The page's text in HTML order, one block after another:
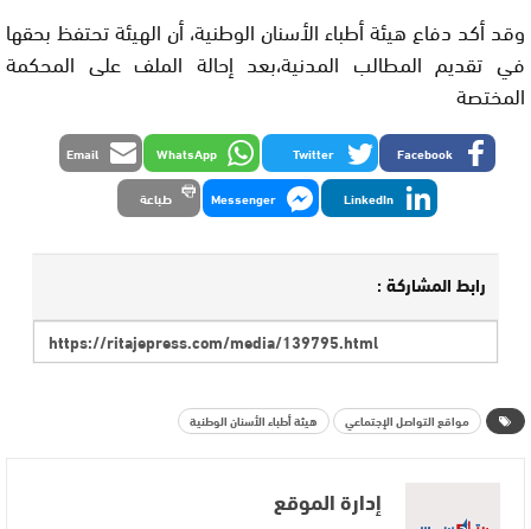
وقد أكد دفاع هيئة أطباء الأسنان الوطنية، أن الهيئة تحتفظ بحقها
في تقديم المطالب المدنية،بعد إحالة الملف على المحكمة
المختصة
Facebook
Twitter
WhatsApp
Email
LinkedIn
Messenger طباعة
رابط المشاركة :
مواقع التواصل الإجتماعي هيئة أطباء الأسنان الوطنية
إدارة الموقع